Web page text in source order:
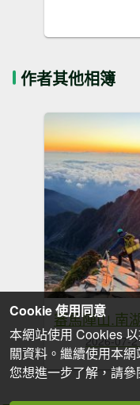
作者其他相簿
2026-07-
Cookie 使用同意
本網站使用 Cookies
關資料。繼續使用本
您想進一步了解，請參